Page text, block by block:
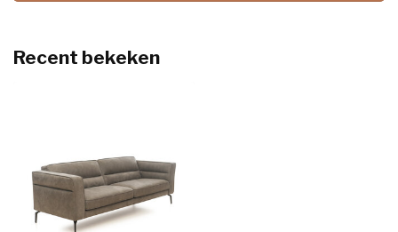
Recent bekeken